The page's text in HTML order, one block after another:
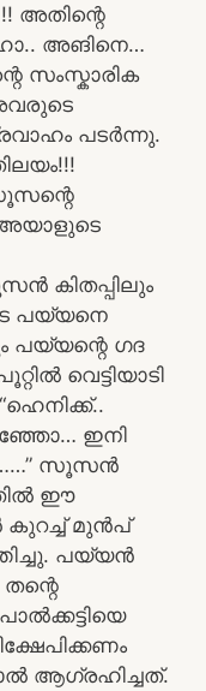
അതിന്റെ
ഹാ.. അങിനെ…
സംസ്കാരിക
പടർന്നു.
അയാളുടെ
കിതപ്പിലും
പയ്യനെ
പയ്യന്റെ ഗദ
വെട്ടിയാടി
ഇനി
സൂസൻ
ഈ
കുറച്ച് മുൻപ്
പയ്യൻ
ആഗ്രഹിച്ചത്.